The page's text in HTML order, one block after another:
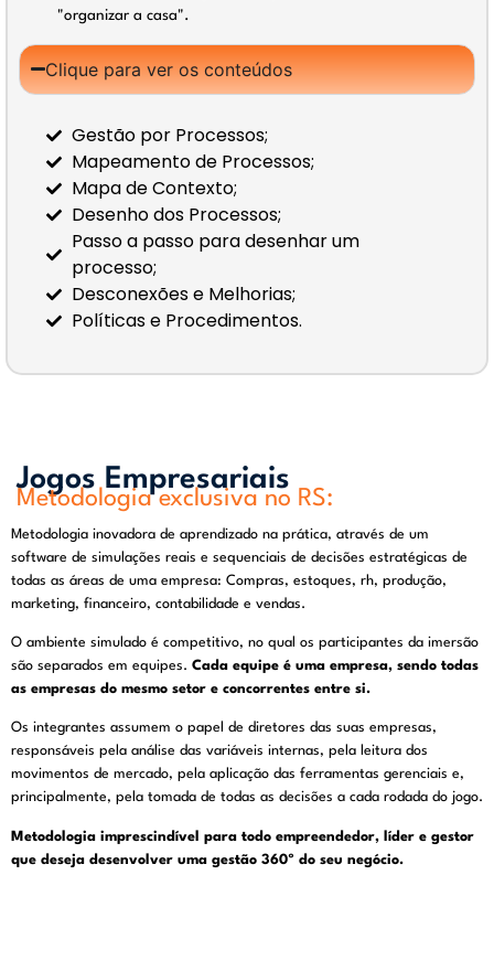
"organizar a casa".
Clique para ver os conteúdos
Gestão por Processos;
Mapeamento de Processos;
Mapa de Contexto;
Desenho dos Processos;
Passo a passo para desenhar um
processo;
Desconexões e Melhorias;
Políticas e Procedimentos.
Jogos Empresariais
Metodologia exclusiva no RS:
Metodologia inovadora de aprendizado na prática, através de um
software de simulações reais e sequenciais de decisões estratégicas de
todas as áreas de uma empresa: Compras, estoques, rh, produção,
marketing, financeiro, contabilidade e vendas.
O ambiente simulado é competitivo, no qual os participantes da imersão
são separados em equipes. Cada equipe é uma empresa, sendo todas
as empresas do mesmo setor e concorrentes entre si.
Os integrantes assumem o papel de diretores das suas empresas,
responsáveis pela análise das variáveis internas, pela leitura dos
movimentos de mercado, pela aplicação das ferramentas gerenciais e,
principalmente, pela tomada de todas as decisões a cada rodada do jogo.
Metodologia imprescindível para todo empreendedor, líder e gestor
que deseja desenvolver uma gestão 360º do seu negócio.